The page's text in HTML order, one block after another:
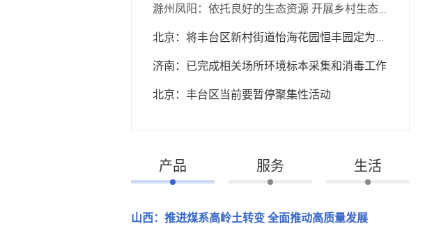
滁州凤阳：依托良好的生态资源 开展乡村生态旅游
北京：将丰台区新村街道怡海花园恒丰园定为中风险地区
济南：已完成相关场所环境标本采集和消毒工作
北京：丰台区当前要暂停聚集性活动
产品 服务 生活
山西：推进煤系高岭土转变 全面推动高质量发展